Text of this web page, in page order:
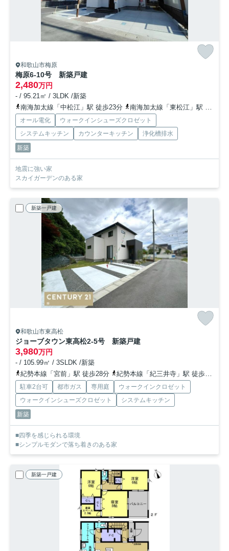
和歌山市梅原
梅原6-10号 新築戸建
2,480万円
- / 95.21㎡ / 3LDK /新築
南海加太線「中松江」駅 徒歩23分
南海加太線「東松江」駅 徒歩24分
オール電化
ウォークインシューズクロゼット
システムキッチン
カウンターキッチン
浄化槽排水
新築
地震に強い家
スカイガーデンのある家
新築一戸建
和歌山市東高松
ジョーブタウン東高松2-5号 新築戸建
3,980万円
- / 105.99㎡ / 3SLDK /新築
紀勢本線「宮前」駅 徒歩28分
紀勢本線「紀三井寺」駅 徒歩40分
駐車2台可 都市ガス 専用庭
ウォークインクロゼット
ウォークインシューズクロゼット
システムキッチン
新築
■四季を感じられる環境
■シンプルモダンで落ち着きのある家
新築一戸建